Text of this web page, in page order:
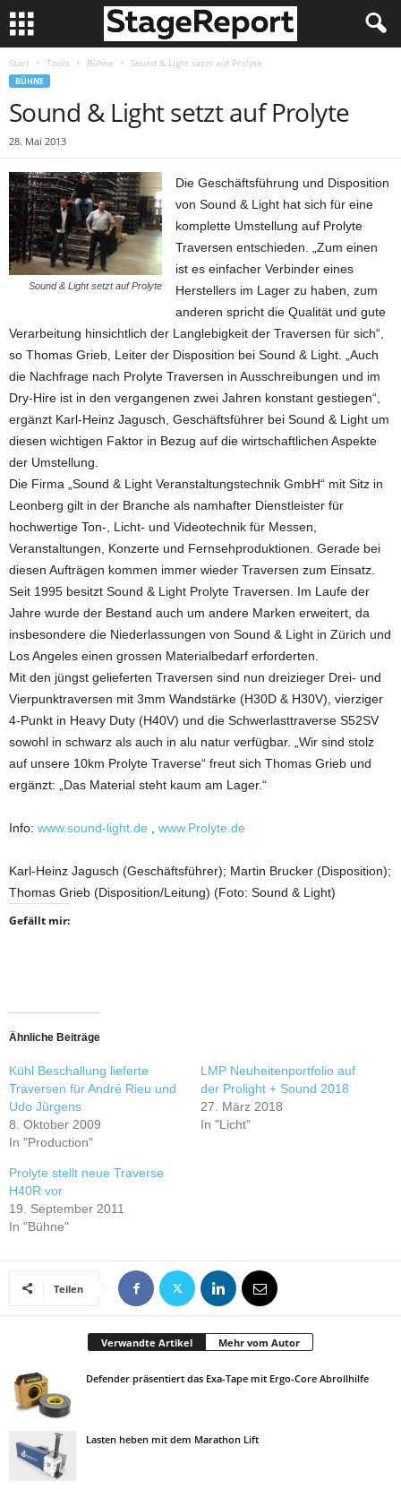
Start Tools Bühne Sound & Light setzt auf Prolyte
BÜHNE
Sound & Light setzt auf Prolyte
28. Mai 2013
Sound & Light setzt auf Prolyte
Die Geschäftsführung und Disposition
von Sound & Light hat sich für eine
komplette Umstellung auf Prolyte
Traversen entschieden. „Zum einen
ist es einfacher Verbinder eines
Herstellers im Lager zu haben, zum
anderen spricht die Qualität und gute
Verarbeitung hinsichtlich der Langlebigkeit der Traversen für sich“,
so Thomas Grieb, Leiter der Disposition bei Sound & Light. „Auch
die Nachfrage nach Prolyte Traversen in Ausschreibungen und im
Dry-Hire ist in den vergangenen zwei Jahren konstant gestiegen“,
ergänzt Karl-Heinz Jagusch, Geschäftsführer bei Sound & Light um
diesen wichtigen Faktor in Bezug auf die wirtschaftlichen Aspekte
der Umstellung.
Die Firma „Sound & Light Veranstaltungstechnik GmbH“ mit Sitz in
Leonberg gilt in der Branche als namhafter Dienstleister für
hochwertige Ton-, Licht- und Videotechnik für Messen,
Veranstaltungen, Konzerte und Fernsehproduktionen. Gerade bei
diesen Aufträgen kommen immer wieder Traversen zum Einsatz.
Seit 1995 besitzt Sound & Light Prolyte Traversen. Im Laufe der
Jahre wurde der Bestand auch um andere Marken erweitert, da
insbesondere die Niederlassungen von Sound & Light in Zürich und
Los Angeles einen grossen Materialbedarf erforderten.
Mit den jüngst gelieferten Traversen sind nun dreizieger Drei- und
Vierpunktraversen mit 3mm Wandstärke (H30D & H30V), vierziger
4-Punkt in Heavy Duty (H40V) und die Schwerlasttraverse S52SV
sowohl in schwarz als auch in alu natur verfügbar. „Wir sind stolz
auf unsere 10km Prolyte Traverse“ freut sich Thomas Grieb und
ergänzt: „Das Material steht kaum am Lager.“
Info: www.sound-light.de www.Prolyte.de
Karl-Heinz Jagusch (Geschäftsführer); Martin Brucker (Disposition);
Thomas Grieb (Disposition/Leitung) (Foto: Sound & Light)
Gefällt mir:
Ähnliche Beiträge
Kühl Beschallung lieferte
Traversen für André Rieu und
Udo Jürgens
8. Oktober 2009
In "Production"
LMP Neuheitenportfolio auf
der Prolight + Sound 2018
27. März 2018
In "Licht"
Prolyte stellt neue Traverse
H40R vor
19. September 2011
In "Bühne"
Teilen
Verwandte Artikel Mehr vom Autor
Defender präsentiert das Exa-Tape mit Ergo-Core Abrollhilfe
Lasten heben mit dem Marathon Lift